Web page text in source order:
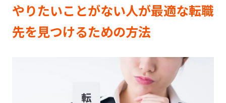
やりたいことがない人が最適な転職
先を見つけるための方法